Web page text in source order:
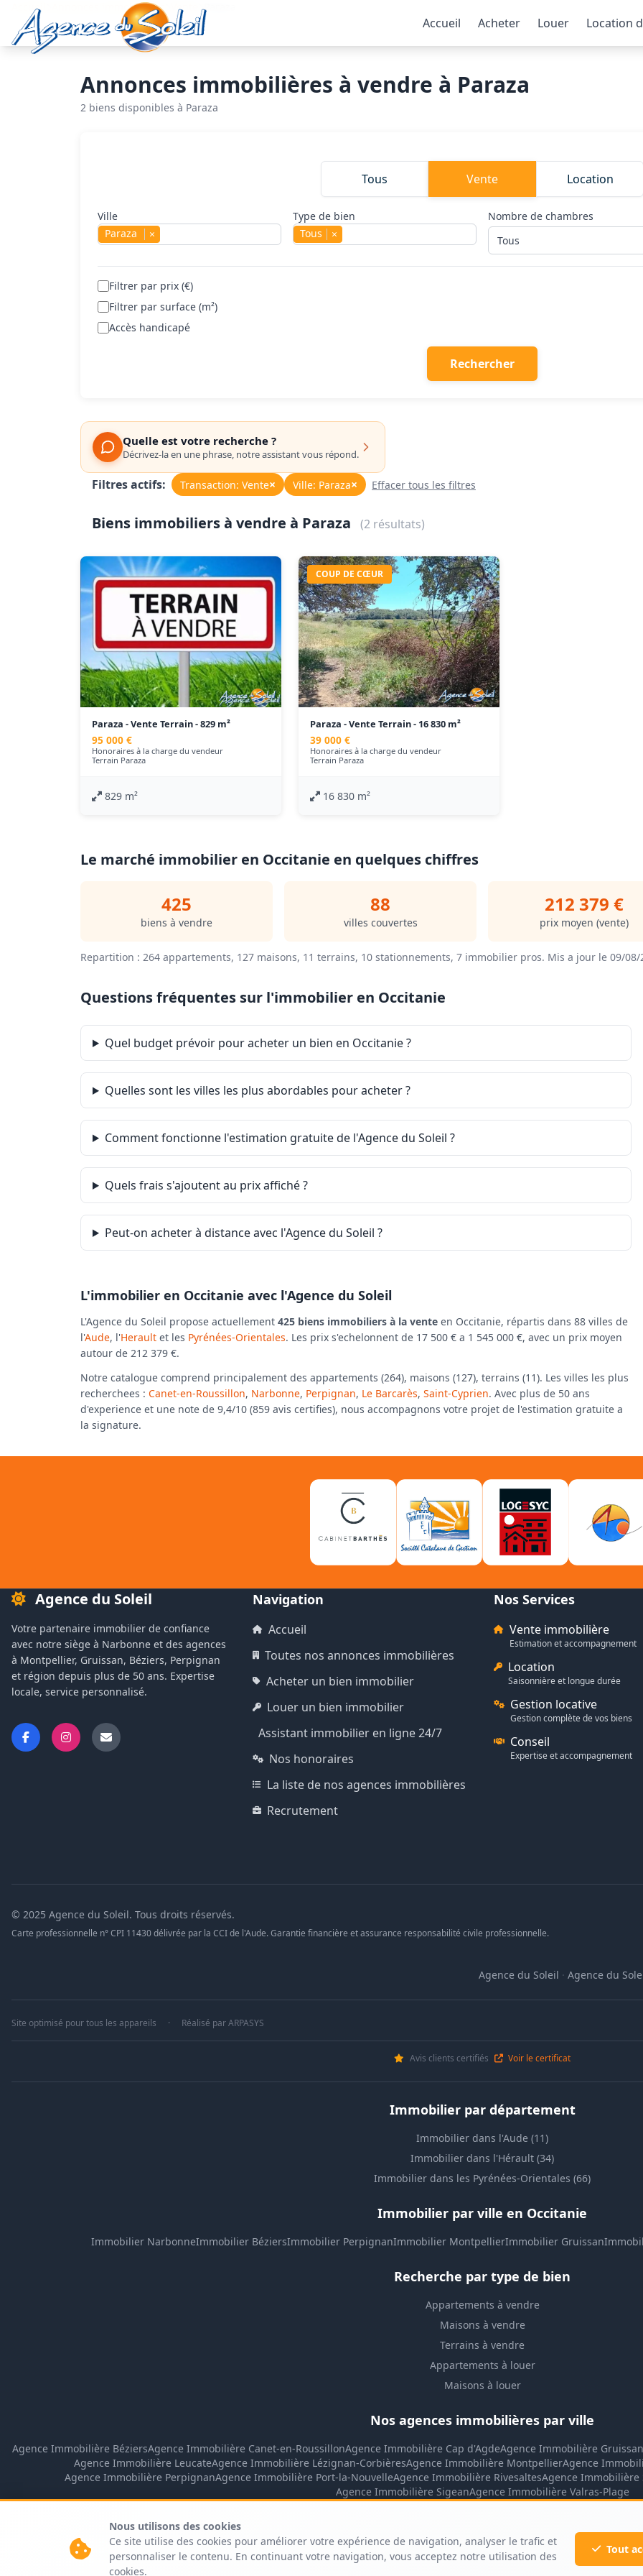
Aller au contenu principal
Accueil
Acheter Louer Location
Accueil Annonces immobilières Vente Paraza
Annonces immobilières à vendre à Paraza
2 biens disponibles à Paraza
Tous Vente Location
Ville
Paraza
×
Type de bien
Tous
×
Nombre de chambres
Filtrer par prix (€)
Filtrer par surface (m²)
Accès handicapé
Rechercher
Quelle est votre recherche ?
Décrivez-la en une phrase, notre assistant vous répond.
Filtres actifs: Transaction: Vente× Ville: Paraza× Effacer tous les filtres
Biens immobiliers à vendre à Paraza (2 résultats)
Paraza - Vente Terrain - 829 m²
95 000 €
Honoraires à la charge du vendeur
Terrain Paraza
829 m²
COUP DE CŒUR
Paraza - Vente Terrain - 16 830 m²
39 000 €
Honoraires à la charge du vendeur
Terrain Paraza
16 830 m²
Le marché immobilier en Occitanie en quelques chiffres
425
biens à vendre
88
villes couvertes
212 379 €
prix moyen (vente)
Repartition : 264 appartements, 127 maisons, 11 terrains, 10 stationnements, 7 immobilier pros. Mis a jour le 09/08/
Questions fréquentes sur l'immobilier en Occitanie
Quel budget prévoir pour acheter un bien en Occitanie ?
Quelles sont les villes les plus abordables pour acheter ?
Comment fonctionne l'estimation gratuite de l'Agence du Soleil ?
Quels frais s'ajoutent au prix affiché ?
Peut-on acheter à distance avec l'Agence du Soleil ?
L'immobilier en Occitanie avec l'Agence du Soleil
L'Agence du Soleil propose actuellement 425 biens immobiliers à la vente en Occitanie, répartis dans 88 villes de
l'Aude, l'Herault et les Pyrénées-Orientales. Les prix s'echelonnent de 17 500 € a 1 545 000 €, avec un prix moyen
autour de 212 379 €.
Notre catalogue comprend principalement des appartements (264), maisons (127), terrains (11). Les villes les plus
recherchees : Canet-en-Roussillon, Narbonne, Perpignan, Le Barcarès, Saint-Cyprien. Avec plus de 50 ans
d'experience et une note de 9,4/10 (859 avis certifies), nous accompagnons votre projet de l'estimation gratuite a
la signature.
Nous utilisons des cookies
Ce site utilise des cookies pour améliorer votre expérience de navigation, analyser le trafic et
personnaliser le contenu. En continuant votre navigation, vous acceptez notre utilisation des
cookies.
Tout
Agence du Soleil
Votre partenaire immobilier de confiance
avec notre siège à Narbonne et des agences
à Montpellier, Gruissan, Béziers, Perpignan
et région depuis plus de 50 ans. Expertise
locale, service personnalisé.
Navigation
Accueil
Toutes nos annonces immobilières
Acheter un bien immobilier
Louer un bien immobilier
Assistant immobilier en ligne 24/7
Nos honoraires
La liste de nos agences immobilières
Recrutement
Nos Services
Vente immobilière
Estimation et accompagnement
Location
Saisonnière et longue durée
Gestion locative
Gestion complète de vos biens
Conseil
Expertise et accompagnement
© 2025 Agence du Soleil. Tous droits réservés.
Carte professionnelle n° CPI 11430 délivrée par la CCI de l'Aude. Garantie financière et assurance responsabilité civile professionnelle.
Agence du Soleil · Agence du
Site optimisé pour tous les appareils · Réalisé parARPASYS
Avis clients certifiés Voir le certificat
Immobilier par département
Immobilier dans l'Aude (11)
Immobilier dans l'Hérault (34)
Immobilier dans les Pyrénées-Orientales (66)
Immobilier par ville en Occitanie
Immobilier NarbonneImmobilier BéziersImmobilier PerpignanImmobilier MontpellierImmobilier Gruissan
Recherche par type de bien
Appartements à vendre
Maisons à vendre
Terrains à vendre
Appartements à louer
Maisons à louer
Nos agences immobilières par ville
Agence Immobilière BéziersAgence Immobilière Canet-en-RoussillonAgence Immobilière Cap d'AgdeAgence Immobilière Gruissan
Agence Immobilière LeucateAgence Immobilière Lézignan-CorbièresAgence Immobilière MontpellierAgence
Agence Immobilière PerpignanAgence Immobilière Port-la-NouvelleAgence Immobilière RivesaltesAgence Immobilière
Agence Immobilière SigeanAgence Immobilière Valras-Plage